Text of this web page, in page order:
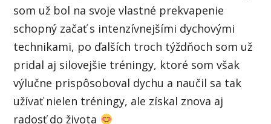
som už bol na svoje vlastné prekvapenie
schopný začať s intenzívnejšími dychovými
technikami, po ďalších troch týždňoch som už
pridal aj silovejšie tréningy, ktoré som však
výlučne prispôsoboval dychu a naučil sa tak
užívať nielen tréningy, ale získal znova aj
radosť do života